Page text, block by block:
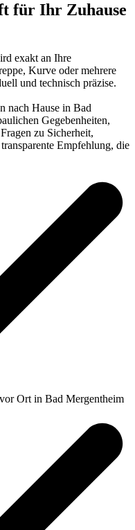
für Ihr Zuhause
exakt an Ihre
Kurve oder mehrere
und technisch präzise.
nach Hause in Bad
Gegebenheiten,
zu Sicherheit,
Empfehlung, die
Ort in Bad Mergentheim